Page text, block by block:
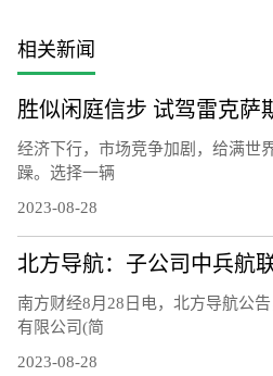
相关新闻
胜似闲庭信步 试驾雷克萨
经济下行，市场竞争加剧，给满世
躁。选择一辆
2023-08-28
南方财经8月28日电，北方导航公
有限公司(简
2023-08-28